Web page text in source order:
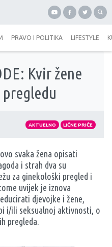
PRAVO I POLITIKA LIFESTYLE
Kvir žene
AKTUELNO LIČNE PRIČE
svaka žena opisati
i strah dva su
za ginekološki pregled i
uvijek je iznova
djevojke i žene,
i/ili seksualnoj aktivnosti, o
pregleda.